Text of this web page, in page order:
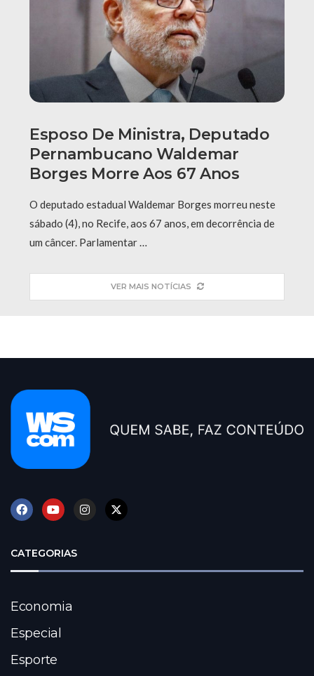
Esposo De Ministra, Deputado
Pernambucano Waldemar
Borges Morre Aos 67 Anos
O deputado estadual Waldemar Borges morreu neste
sábado (4), no Recife, aos 67 anos, em decorrência de
um câncer. Parlamentar …
VER MAIS NOTÍCIAS
CATEGORIAS
Economia
Especial
Esporte